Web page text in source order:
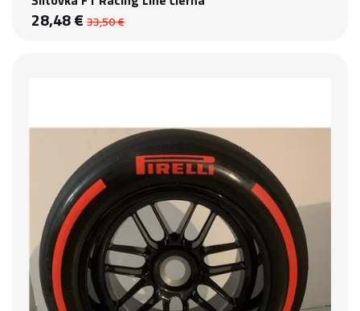
28,48 € 33,50 €